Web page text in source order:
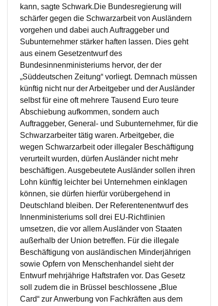
kann, sagte Schwark.Die Bundesregierung will
schärfer gegen die Schwarzarbeit von Ausländern
vorgehen und dabei auch Auftraggeber und
Subunternehmer stärker haften lassen. Dies geht
aus einem Gesetzentwurf des
Bundesinnenministeriums hervor, der der
„Süddeutschen Zeitung“ vorliegt. Demnach müssen
künftig nicht nur der Arbeitgeber und der Ausländer
selbst für eine oft mehrere Tausend Euro teure
Abschiebung aufkommen, sondern auch
Auftraggeber, General- und Subunternehmer, für die
Schwarzarbeiter tätig waren. Arbeitgeber, die
wegen Schwarzarbeit oder illegaler Beschäftigung
verurteilt wurden, dürfen Ausländer nicht mehr
beschäftigen. Ausgebeutete Ausländer sollen ihren
Lohn künftig leichter bei Unternehmen einklagen
können, sie dürfen hierfür vorübergehend in
Deutschland bleiben. Der Referentenentwurf des
Innenministeriums soll drei EU-Richtlinien
umsetzen, die vor allem Ausländer von Staaten
außerhalb der Union betreffen. Für die illegale
Beschäftigung von ausländischen Minderjährigen
sowie Opfern von Menschenhandel sieht der
Entwurf mehrjährige Haftstrafen vor. Das Gesetz
soll zudem die in Brüssel beschlossene „Blue
Card“ zur Anwerbung von Fachkräften aus dem